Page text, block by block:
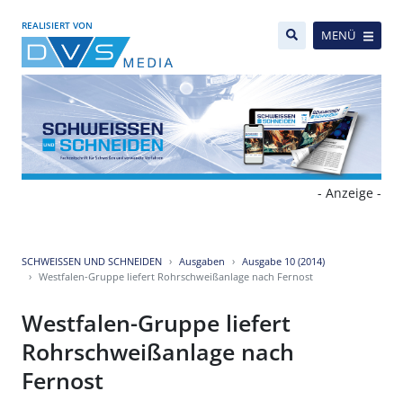
REALISIERT VON
MENÜ
- Anzeige -
SCHWEISSEN UND SCHNEIDEN Ausgaben
Ausgabe 10 (2014)
Westfalen-Gruppe liefert Rohrschweißanlage nach Fernost
Westfalen-Gruppe liefert
Rohrschweißanlage nach
Fernost